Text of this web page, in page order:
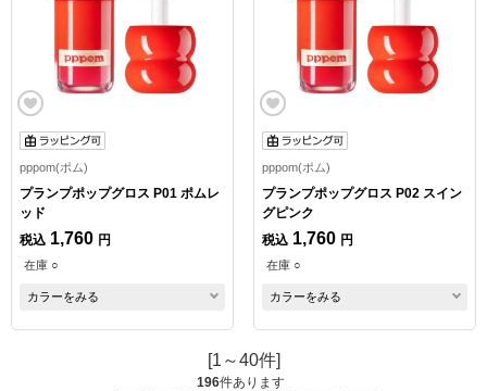
pppom(ポム)
プランプポップグロス P01 ポムレ
ッド
税込 1,760 円
在庫 ○
カラーをみる
pppom(ポム)
プランプポップグロス P02 スイン
グピンク
税込 1,760 円
在庫 ○
カラーをみる
[1～40件]
196件あります